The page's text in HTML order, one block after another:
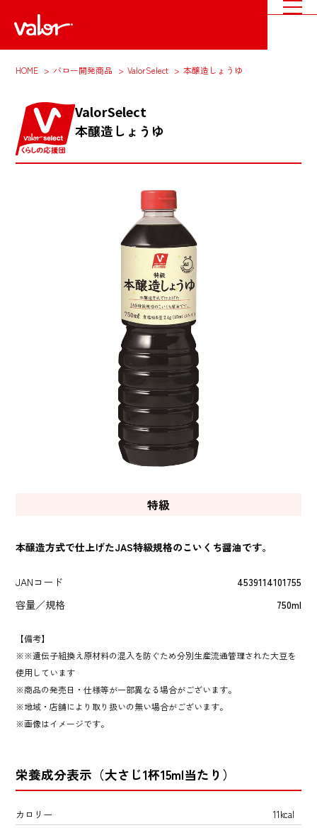
HOME バロー開発商品 ValorSelect 本醸造しょうゆ
ValorSelect
本醸造しょうゆ
特級
本醸造方式で仕上げたJAS特級規格のこいくち醤油です。
JANコード
4539114101755
容量／規格
750ml
【備考】
※遺伝子組換え原材料の混入を防ぐため分別生産流通管理された大豆を
使用しています
商品の発売日・仕様等が一部異なる場合がございます。
地域・店舗により取り扱いの無い場合がございます。
画像はイメージです。
栄養成分表示（大さじ1杯15ml当たり）
カロリー
11kcal